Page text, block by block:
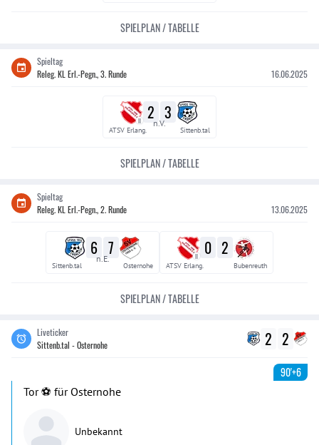
SPIELPLAN / TABELLE
Spieltag
Releg. KL Erl.-Pegn., 3. Runde
16.06.2025
II 2 3
n.V.
ATSV Erlang. Sittenb.tal
SPIELPLAN / TABELLE
Spieltag
Releg. KL Erl.-Pegn., 2. Runde
13.06.2025
6 7
n.E.
Sittenb.tal Osternohe
II 0 2
ATSV Erlang. Bubenreuth
SPIELPLAN / TABELLE
Liveticker
Sittenb.tal - Osternohe
2 2
90'+6
Tor ⚽️ für Osternohe
Unbekannt